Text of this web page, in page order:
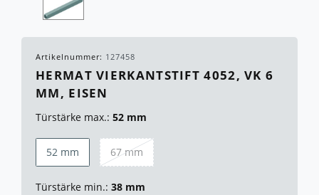
Artikelnummer: 127458
HERMAT VIERKANTSTIFT 4052, VK 6
MM, EISEN
Türstärke max.: 52 mm
52 mm 67 mm
Türstärke min.: 38 mm